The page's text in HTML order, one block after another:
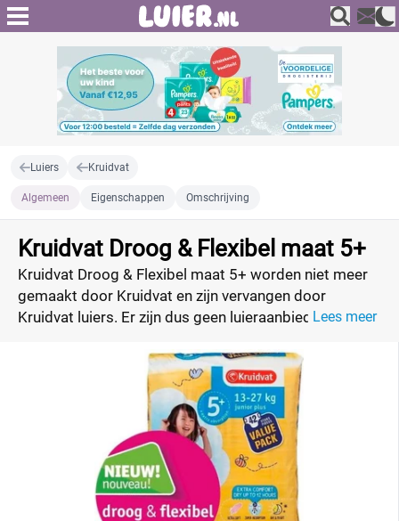
Luiers Kruidvat
Algemeen Eigenschappen Omschrijving
Kruidvat Droog & Flexibel maat 5+
Kruidvat Droog & Flexibel maat 5+ worden niet meer
gemaakt door Kruidvat en zijn vervangen door
Kruidvat luiers. Er zijn dus geen luieraanbiedingen
Lees meer